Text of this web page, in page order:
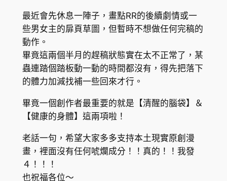
最近會先休息一陣子，畫點RR的後續劇情或一
些男女主的扉頁草圖，但暫時不想做任何完稿的
動作。
畢竟這兩個半月的趕稿狀態實在太不正常了，某
蟲連踏個踏板動一動的時間都沒有，得先把落下
的體力加減找補一些回來才行。
畢竟一個創作者最重要的就是【清醒的腦袋】＆
【健康的身體】這兩項啦！
老話一句，希望大家多多支持本土現實原創漫
畫，裡面沒有任何唬爛成分！！真的！！我發
４！！！
也祝福各位～